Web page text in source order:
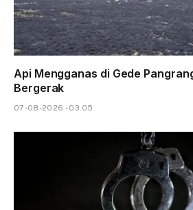
Api Mengganas di Gede
Bergerak
07-08-2026 - 03.05